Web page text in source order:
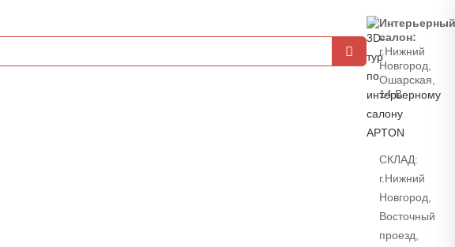
Интерьерный
салон:
г.Нижний
Новгород,
Ошарская,
14 В
СКЛАД:
г.Нижний
Новгород,
Восточный
проезд,